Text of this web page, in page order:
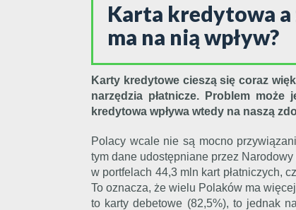
Karta kredytowa
ma na nią wpływ?
Karty kredytowe cieszą się coraz
narzędzia płatnicze. Problem
kredytowa wpływa wtedy na naszą
Polacy wcale nie są mocno
tym dane udostępniane przez
w portfelach 44,3 mln kart płatniczych,
To oznacza, że wielu Polaków ma
to karty debetowe (82,5%), to jednak